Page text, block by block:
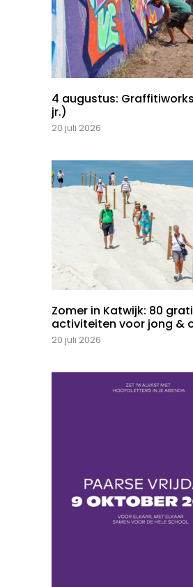
4 augustus:
jr.)
20 juli 2026
Zomer in Katwijk: 80
activiteiten voor jong &
20 juli 2026